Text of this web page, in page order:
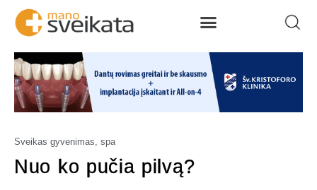
Sveikas gyvenimas, spa
Nuo ko pučia pilvą?